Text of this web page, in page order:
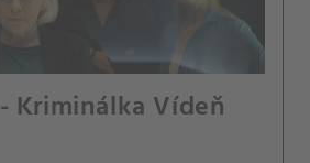
Kriminálka Vídeň